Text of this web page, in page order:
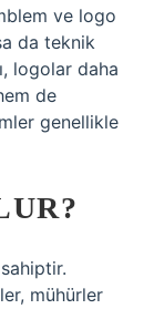
ve logo
da teknik
logolar daha
de
genellikle
mühürler